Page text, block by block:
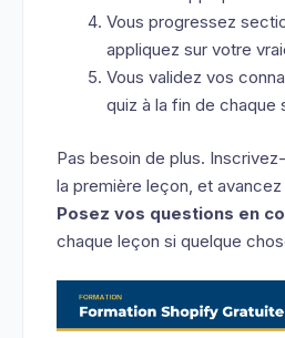
Vous progressez
appliquez sur votre
Vous validez vos
quiz à la fin de chaque
Pas besoin de plus.
la première leçon, et
Posez vos questions en
chaque leçon si quelque